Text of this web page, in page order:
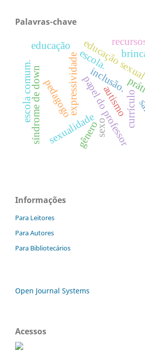
Palavras-chave
currículo
papel do professor
inclusão.
expressividade
pedagogo
educação
sexo
sexualidade
escola.
gênero
educação
síndrome de down
escola comum. autismo
Informações
Para Leitores
Para Autores
Para Bibliotecários
Open Journal Systems
Acessos